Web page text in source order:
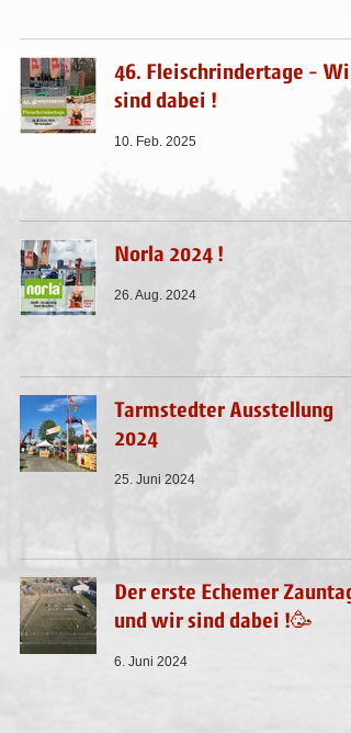
46. Fleischrindertage - Wir
sind dabei !
10. Feb. 2025
Norla 2024 !
26. Aug. 2024
Tarmstedter Ausstellung
2024
25. Juni 2024
Der erste Echemer Zauntag
und wir sind dabei !🥳
6. Juni 2024